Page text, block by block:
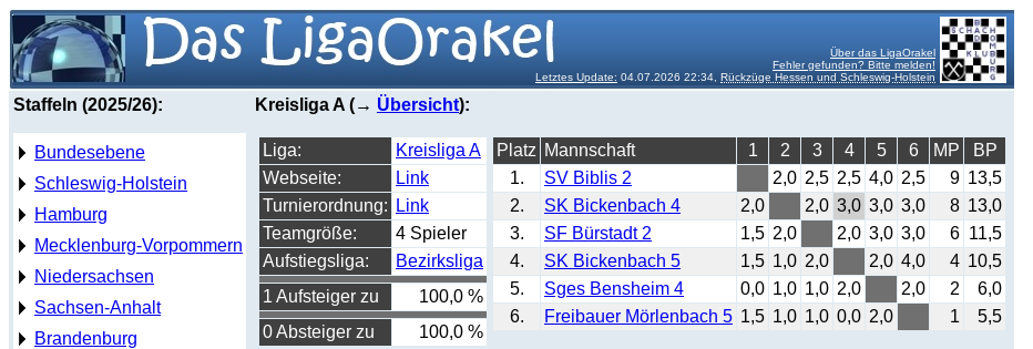
Über das LigaOrakel
Fehler gefunden? Bitte melden!
Letztes Update: 04.07.2026 22:34, Rückzüge Hessen und Schleswig-Holstein
Staffeln (2025/26):
Bundesebene
Schleswig-Holstein
Hamburg
Mecklenburg-Vorpommern
Niedersachsen
Sachsen-Anhalt
Brandenburg
Kreisliga A (→ Übersicht):
Liga:
Kreisliga A
Webseite:
Link
Turnierordnung:
Link
Teamgröße:
4 Spieler
Aufstiegsliga:
Bezirksliga
1 Aufsteiger zu
100,0 %
0 Absteiger zu
100,0 %
Platz Mannschaft 1 2 3 4 5 6 MP
BP
1.
SV Biblis 2 2,0 2,5 2,5 4,0 2,5 9 13,5
2.
SK Bickenbach 4 2,0 2,0 3,0 3,0 3,0 8 13,0
3.
SF Bürstadt 2 1,5 2,0 2,0 3,0 3,0 6 11,5
4.
SK Bickenbach 5 1,5 1,0 2,0 2,0 4,0 4 10,5
5.
Sges Bensheim 4 0,0 1,0 1,0 2,0 2,0 2
6,0
6.
Freibauer Mörlenbach 5 1,5 1,0 1,0 0,0 2,0 1 5,5